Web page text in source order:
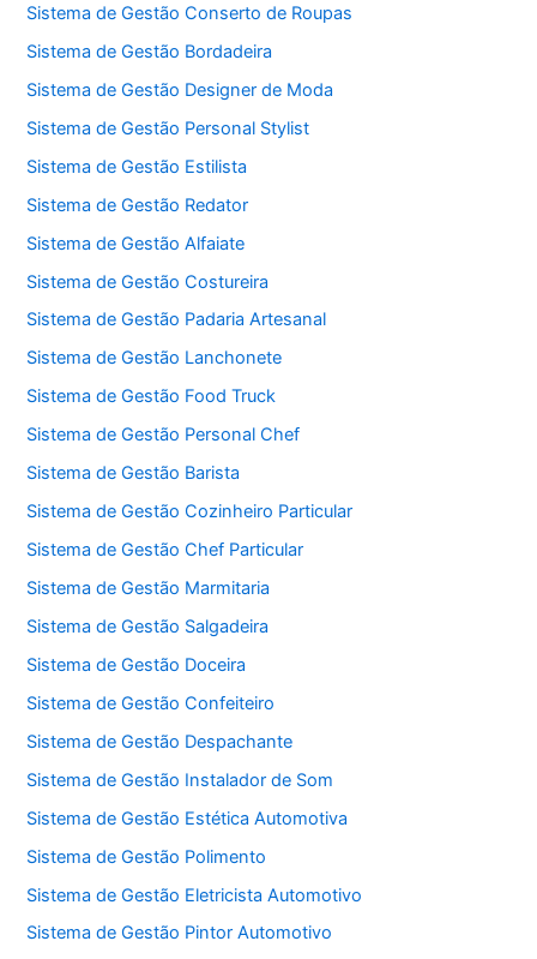
Sistema de Gestão Conserto de Roupas
Sistema de Gestão Bordadeira
Sistema de Gestão Designer de Moda
Sistema de Gestão Personal Stylist
Sistema de Gestão Estilista
Sistema de Gestão Redator
Sistema de Gestão Alfaiate
Sistema de Gestão Costureira
Sistema de Gestão Padaria Artesanal
Sistema de Gestão Lanchonete
Sistema de Gestão Food Truck
Sistema de Gestão Personal Chef
Sistema de Gestão Barista
Sistema de Gestão Cozinheiro Particular
Sistema de Gestão Chef Particular
Sistema de Gestão Marmitaria
Sistema de Gestão Salgadeira
Sistema de Gestão Doceira
Sistema de Gestão Confeiteiro
Sistema de Gestão Despachante
Sistema de Gestão Instalador de Som
Sistema de Gestão Estética Automotiva
Sistema de Gestão Polimento
Sistema de Gestão Eletricista Automotivo
Sistema de Gestão Pintor Automotivo